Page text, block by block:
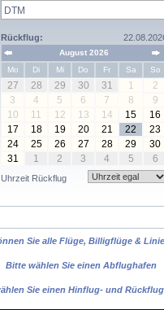
Rückflug:
August 2026
Mo
Di Mi Do Fr Sa So
27 28 29 30 31 1
2
3
4 5 6 7 8
9
10
11 12 13 14 15
16
17
18 19 20 21 22
23
24
25 26 27 28 29
30
31
1 2 3 4 5 6
Uhrzeit Rückflug
Sie alle Flüge, Billigflüge &
Bitte wählen Sie einen Abflughafen
Sie einen Hinflug- und